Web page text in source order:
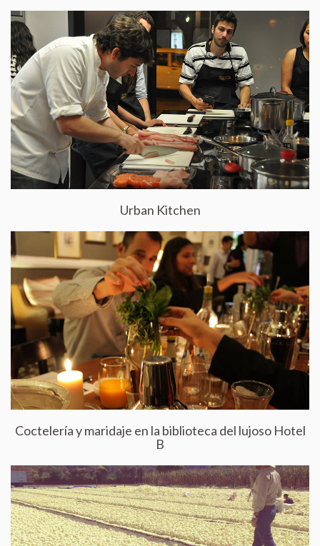
Urban Kitchen
Coctelería y maridaje en la biblioteca del lujoso Hotel
B